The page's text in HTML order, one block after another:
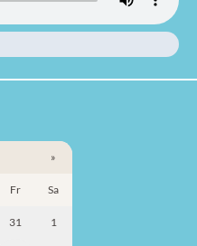
»
Fr Sa
31 1